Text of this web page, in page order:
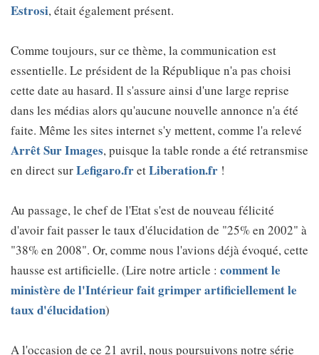
Estrosi, était également présent.
Comme toujours, sur ce thème, la communication est
essentielle. Le président de la République n'a pas choisi
cette date au hasard. Il s'assure ainsi d'une large reprise
dans les médias alors qu'aucune nouvelle annonce n'a été
faite. Même les sites internet s'y mettent, comme l'a relevé
Arrêt Sur Images, puisque la table ronde a été retransmise
en direct surLefigaro.fretLiberation.fr !
Au passage, le chef de l'Etat s'est de nouveau félicité
d'avoir fait passer le taux d'élucidation de "25% en 2002" à
"38% en 2008". Or, comme nous l'avions déjà évoqué, cette
hausse est artificielle. (Lire notre article : comment le
ministère de l'Intérieur fait grimper artificiellement le
taux d'élucidation)
A l'occasion de ce 21 avril, nous poursuivons notre série